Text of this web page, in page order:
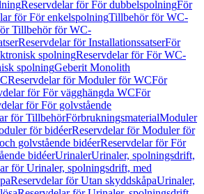
Reservdelar för För dubbelspolningFör
för För enkelspolningTillbehör för WC-
Tillbehör för WC-
Reservdelar för InstallationssatserFör
spolningReservdelar för För WC-
spolningGeberit Monolith
Reservdelar för Moduler för WCFör
för För vägghängda WCFör
för För golvstående
för TillbehörFörbrukningsmaterialModuler
för bidéerReservdelar för Moduler för
golvstående bidéerReservdelar för För
bidéerUrinalerUrinaler, spolningsdrift,
för Urinaler, spolningsdrift, med
Reservdelar för Utan skyddskåpaUrinaler,